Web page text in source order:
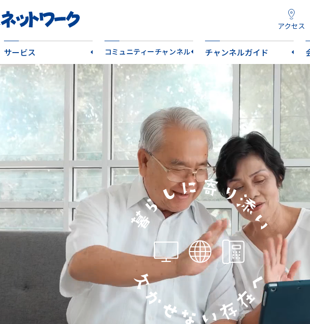
アクセス
サービス コミュニティーチャンネル チャンネルガイド